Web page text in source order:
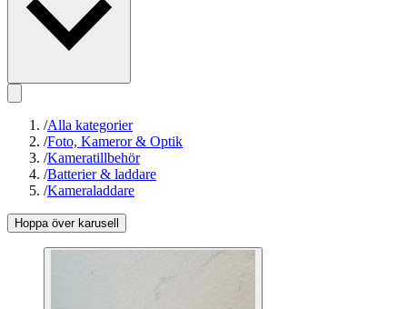
/Alla kategorier
/Foto, Kameror & Optik
/Kameratillbehör
/Batterier & laddare
/Kameraladdare
Hoppa över karusell